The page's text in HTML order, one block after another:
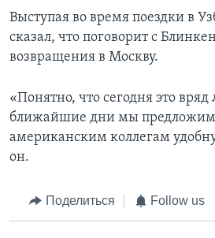
Выступая во время поездки в
сказал, что поговорит с
возвращения в Москву.
«Понятно, что сегодня это
ближайшие дни мы
американским коллегам
он.
Поделиться Follow us